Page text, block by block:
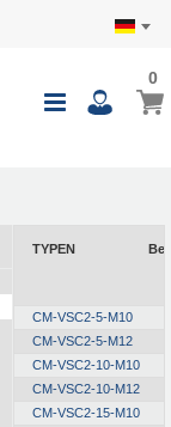
0
TYPEN
CM-VSC2-5-M10
CM-VSC2-5-M12
CM-VSC2-10-M10
CM-VSC2-10-M12
CM-VSC2-15-M10